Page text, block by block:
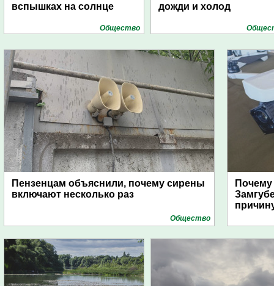
вспышках на солнце
Общество
дожди и холод
Пензенцам объяснили, почему сирены
включают несколько раз
Общество